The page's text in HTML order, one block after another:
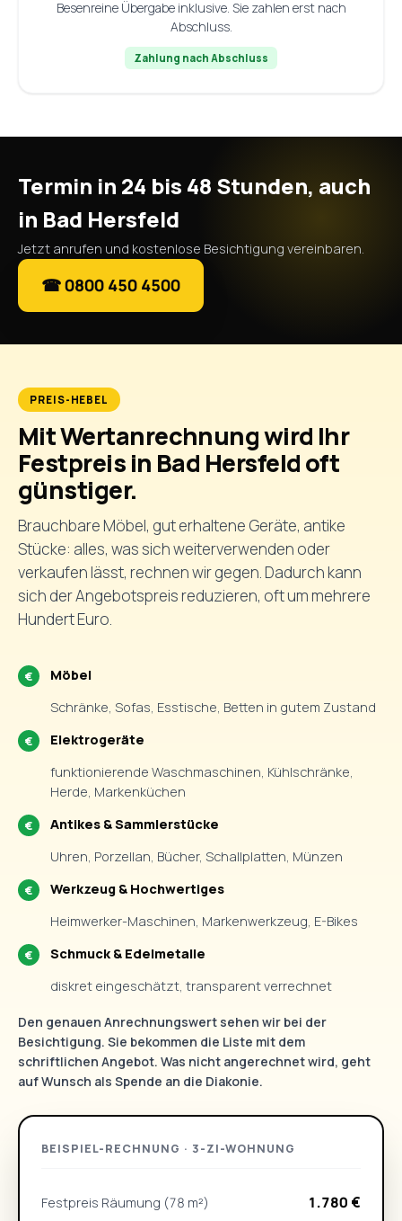
Besenreine Übergabe inklusive. Sie zahlen erst nach
Abschluss.
Zahlung nach Abschluss
Termin in 24 bis 48 Stunden, auch
in Bad Hersfeld
Jetzt anrufen und kostenlose Besichtigung vereinbaren.
☎ 0800 450 4500
PREIS-HEBEL
Mit Wertanrechnung wird Ihr
Festpreis in Bad Hersfeld oft
günstiger.
Brauchbare Möbel, gut erhaltene Geräte, antike
Stücke: alles, was sich weiterverwenden oder
verkaufen lässt, rechnen wir gegen. Dadurch kann
sich der Angebotspreis reduzieren, oft um mehrere
Hundert Euro.
Möbel
Schränke, Sofas, Esstische, Betten in gutem Zustand
Elektrogeräte
funktionierende Waschmaschinen, Kühlschränke,
Herde, Markenküchen
Antikes & Sammlerstücke
Uhren, Porzellan, Bücher, Schallplatten, Münzen
Werkzeug & Hochwertiges
Heimwerker-Maschinen, Markenwerkzeug, E-Bikes
Schmuck & Edelmetalle
diskret eingeschätzt, transparent verrechnet
Den genauen Anrechnungswert sehen wir bei der
Besichtigung. Sie bekommen die Liste mit dem
schriftlichen Angebot. Was nicht angerechnet wird, geht
auf Wunsch als Spende an die Diakonie.
BEISPIEL-RECHNUNG · 3-ZI-WOHNUNG
Festpreis Räumung (78 m²) 1.780 €